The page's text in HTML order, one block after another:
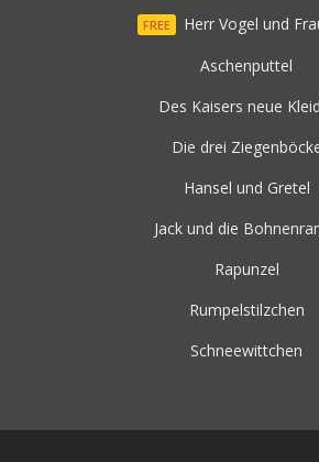
FREE
Herr Vogel und
Aschenputtel
Des Kaisers neue
Die drei
Hansel und Gretel
Jack und die
Rapunzel
Rumpelstilzchen
Schneewittchen